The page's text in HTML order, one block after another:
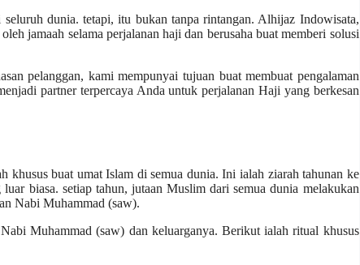
dunia. tetapi, itu bukan tanpa rintangan. Alhijaz Indowisata,
jamaah selama perjalanan haji dan berusaha buat memberi solusi
pelanggan, kami mempunyai tujuan buat membuat pengalaman
partner terpercaya Anda untuk perjalanan Haji yang berkesan
buat umat Islam di semua dunia. Ini ialah ziarah tahunan ke
biasa. setiap tahun, jutaan Muslim dari semua dunia melakukan
Nabi Muhammad (saw).
Muhammad (saw) dan keluarganya. Berikut ialah ritual khusus